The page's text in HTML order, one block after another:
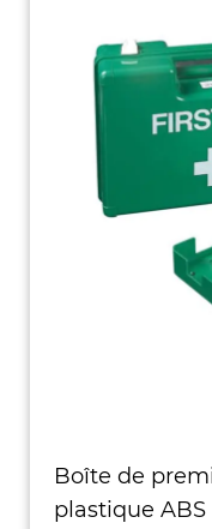
Boîte de
plastique